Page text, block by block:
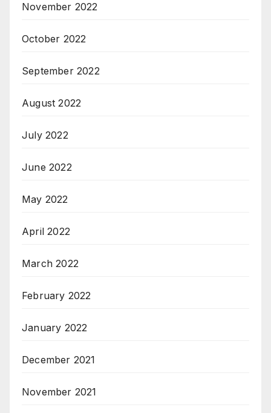
November 2022
October 2022
September 2022
August 2022
July 2022
June 2022
May 2022
April 2022
March 2022
February 2022
January 2022
December 2021
November 2021